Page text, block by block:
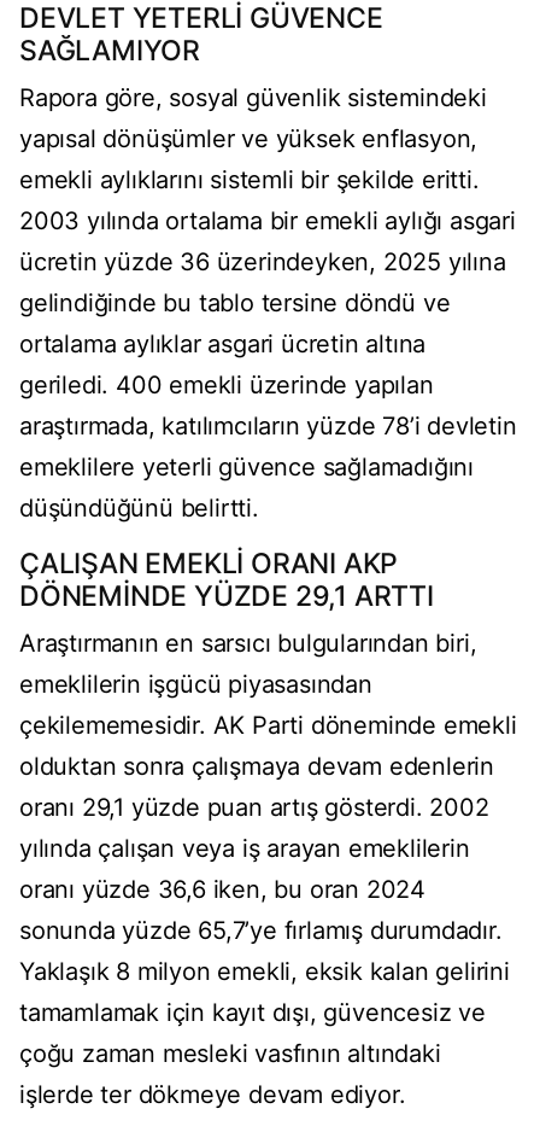
DEVLET YETERLİ GÜVENCE
SAĞLAMIYOR
Rapora göre, sosyal güvenlik sistemindeki
yapısal dönüşümler ve yüksek enflasyon,
emekli aylıklarını sistemli bir şekilde eritti.
2003 yılında ortalama bir emekli aylığı asgari
ücretin yüzde 36 üzerindeyken, 2025 yılına
gelindiğinde bu tablo tersine döndü ve
ortalama aylıklar asgari ücretin altına
geriledi. 400 emekli üzerinde yapılan
araştırmada, katılımcıların yüzde 78’i devletin
emeklilere yeterli güvence sağlamadığını
düşündüğünü belirtti.
ÇALIŞAN EMEKLİ ORANI AKP
DÖNEMİNDE YÜZDE 29,1 ARTTI
Araştırmanın en sarsıcı bulgularından biri,
emeklilerin işgücü piyasasından
çekilememesidir. AK Parti döneminde emekli
olduktan sonra çalışmaya devam edenlerin
oranı 29,1 yüzde puan artış gösterdi. 2002
yılında çalışan veya iş arayan emeklilerin
oranı yüzde 36,6 iken, bu oran 2024
sonunda yüzde 65,7’ye fırlamış durumdadır.
Yaklaşık 8 milyon emekli, eksik kalan gelirini
tamamlamak için kayıt dışı, güvencesiz ve
çoğu zaman mesleki vasfının altındaki
işlerde ter dökmeye devam ediyor.